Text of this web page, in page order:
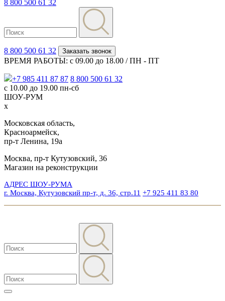
8 800 500 61 32
8 800 500 61 32 Заказать звонок
ВРЕМЯ РАБОТЫ: с 09.00 до 18.00 / ПН - ПТ
+7 985 411 87 87 8 800 500 61 32
с 10.00 до 19.00 пн-сб
ШОУ-РУМ
x
Московская область,
Красноармейск,
пр-т Ленина, 19а
Москва, пр-т Кутузовский, 36
Магазин на реконструкции
АДРЕС ШОУ-РУМА
г. Москва, Кутузовский пр-т, д. 36, стр.11 +7 925 411 83 80